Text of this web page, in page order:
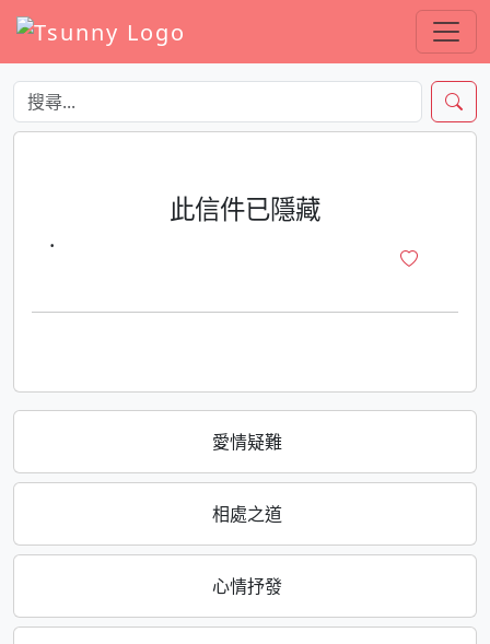
愛情疑難
相處之道
心情抒發
此信件已隱藏
·